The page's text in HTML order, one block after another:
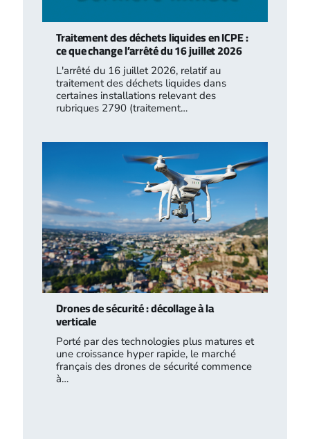
Traitement des déchets liquides en ICPE :
ce que change l’arrêté du 16 juillet 2026
L'arrêté du 16 juillet 2026, relatif au
traitement des déchets liquides dans
certaines installations relevant des
rubriques 2790 (traitement…
Drones de sécurité : décollage à la
verticale
Porté par des technologies plus matures et
une croissance hyper rapide, le marché
français des drones de sécurité commence
à…